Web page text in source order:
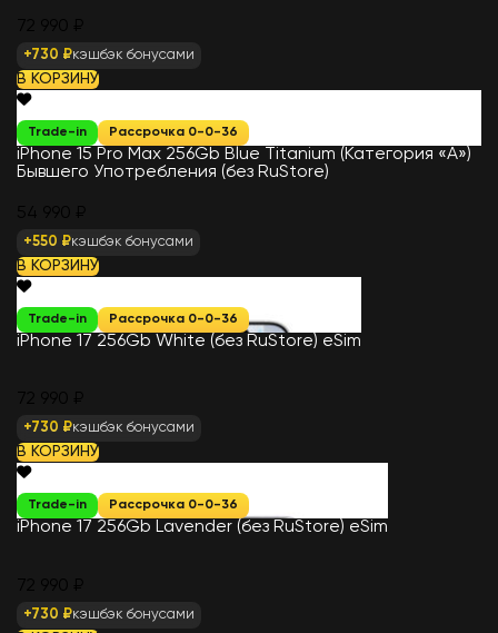
+730 ₽кэшбэк бонусами
В КОРЗИНУ
Trade-in Рассрочка 0-0-36
iPhone 15 Pro Max 256Gb Blue Titanium (Категория «А»)
Бывшего Употребления (без RuStore)
+550 ₽кэшбэк бонусами
В КОРЗИНУ
Trade-in Рассрочка 0-0-36
iPhone 17 256Gb White (без RuStore) eSim
+730 ₽кэшбэк бонусами
В КОРЗИНУ
Trade-in Рассрочка 0-0-36
iPhone 17 256Gb Lavender (без RuStore) eSim
+730 ₽кэшбэк бонусами